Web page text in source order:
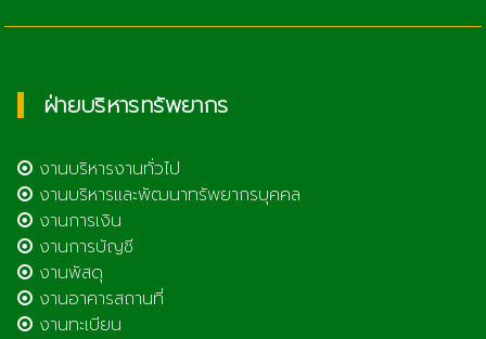
ฝ่ายบริหารทรัพยากร
งานบริหารงานทั่วไป
งานบริหารและพัฒนาทรัพยากรบุคคล
งานการเงิน
งานการบัญชี
งานพัสดุ
งานอาคารสถานที่
งานทะเบียน